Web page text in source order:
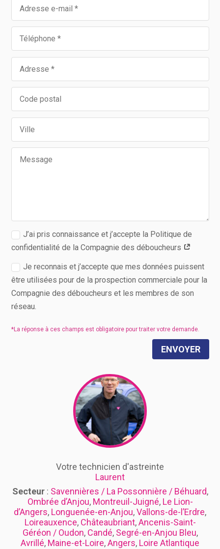
J’ai pris connaissance et j’accepte la Politique de
confidentialité de la Compagnie des déboucheurs
Je reconnais et j’accepte que mes données puissent
être utilisées pour de la prospection commerciale pour la
Compagnie des déboucheurs et les membres de son
réseau.
ENVOYER
Votre technicien d'astreinte
Laurent
Secteur: Savennières / La Possonnière / Béhuard,
Ombrée d’Anjou, Montreuil-Juigné, Le Lion-
d’Angers, Longuenée-en-Anjou,Vallons-de-l’Erdre,
Loireauxence, Châteaubriant,Ancenis-Saint-
Géréon / Oudon, Candé, Segré-en-Anjou Bleu,
Avrillé, Maine-et-Loire,Angers, Loire Atlantique